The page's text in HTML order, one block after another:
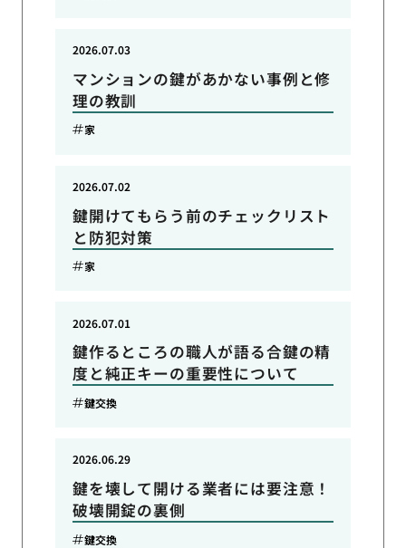
マンションの鍵があかない事例と修
理の教訓
2026.07.03
家
鍵開けてもらう前のチェックリスト
と防犯対策
2026.07.02
家
鍵作るところの職人が語る合鍵の精
度と純正キーの重要性について
2026.07.01
鍵交換
鍵を壊して開ける業者には要注意！
破壊開錠の裏側
2026.06.29
鍵交換